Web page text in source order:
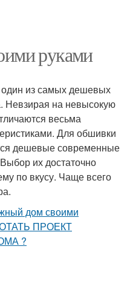
руками
из самых дешевых
Невзирая на невысокую
весьма
Для обшивки
дешевые современные
их достаточно
по вкусу. Чаще всего